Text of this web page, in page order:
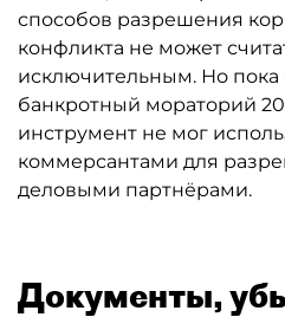
способов разрешения
конфликта не может
исключительным. Но пока
банкротный мораторий
инструмент не мог
коммерсантами для
деловыми партнёрами.
Документы,